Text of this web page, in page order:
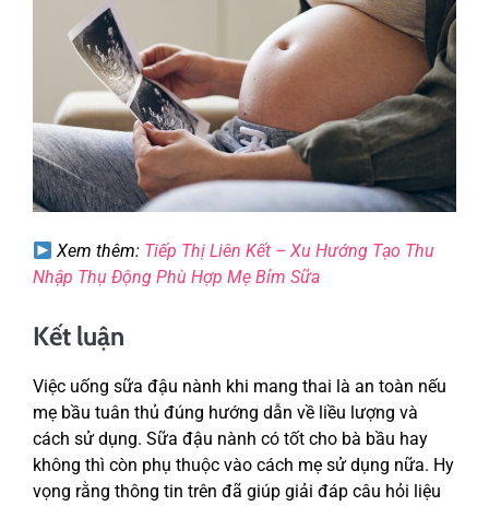
Xem thêm: Tiếp Thị Liên Kết – Xu Hướng Tạo Thu
Nhập Thụ Động Phù Hợp Mẹ Bỉm Sữa
Kết luận
Việc uống sữa đậu nành khi mang thai là an toàn nếu
mẹ bầu tuân thủ đúng hướng dẫn về liều lượng và
cách sử dụng. Sữa đậu nành có tốt cho bà bầu hay
không thì còn phụ thuộc vào cách mẹ sử dụng nữa. Hy
vọng rằng thông tin trên đã giúp giải đáp câu hỏi liệu